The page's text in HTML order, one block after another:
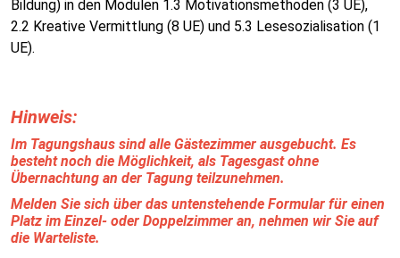
Bildung) in den Modulen 1.3 Motivationsmethoden (3 UE),
2.2 Kreative Vermittlung (8 UE) und 5.3 Lesesozialisation (1
UE).
Hinweis:
Im Tagungshaus sind alle Gästezimmer ausgebucht. Es
besteht noch die Möglichkeit, als Tagesgast ohne
Übernachtung an der Tagung teilzunehmen.
Melden Sie sich über das untenstehende Formular für einen
Platz im Einzel- oder Doppelzimmer an, nehmen wir Sie auf
die Warteliste.